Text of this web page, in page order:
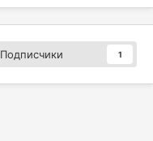
Подписчики 1